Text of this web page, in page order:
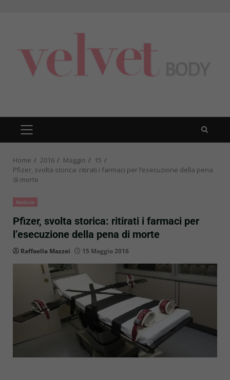
PRIMARY
MENU
Home 2016 Maggio
15
Pfizer, svolta storica: ritirati i farmaci per l’esecuzione della pena
di morte
Notizie
Pfizer, svolta storica: ritirati i farmaci per
l’esecuzione della pena di morte
Raffaella Mazzei 15 Maggio 2016